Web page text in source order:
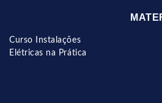
Curso Instalações
Elétricas na Prática